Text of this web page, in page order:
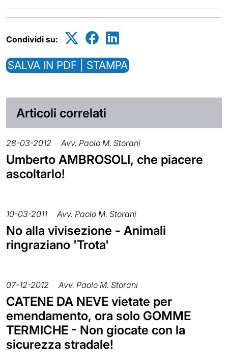
Condividi su:
SALVA IN PDF | STAMPA
Articoli correlati
28-03-2012 Avv. Paolo M. Storani
Umberto AMBROSOLI, che piacere
ascoltarlo!
10-03-2011 Avv. Paolo M. Storani
No alla vivisezione - Animali
ringraziano 'Trota'
07-12-2012 Avv. Paolo M. Storani
CATENE DA NEVE vietate per
emendamento, ora solo GOMME
TERMICHE - Non giocate con la
sicurezza stradale!